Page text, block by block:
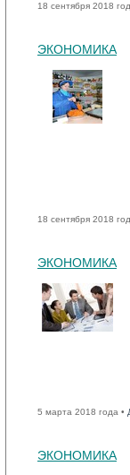
18 сентября 2018
ЭКОНОМИКА
18 сентября 2018
ЭКОНОМИКА
5 марта 2018 года •
ЭКОНОМИКА